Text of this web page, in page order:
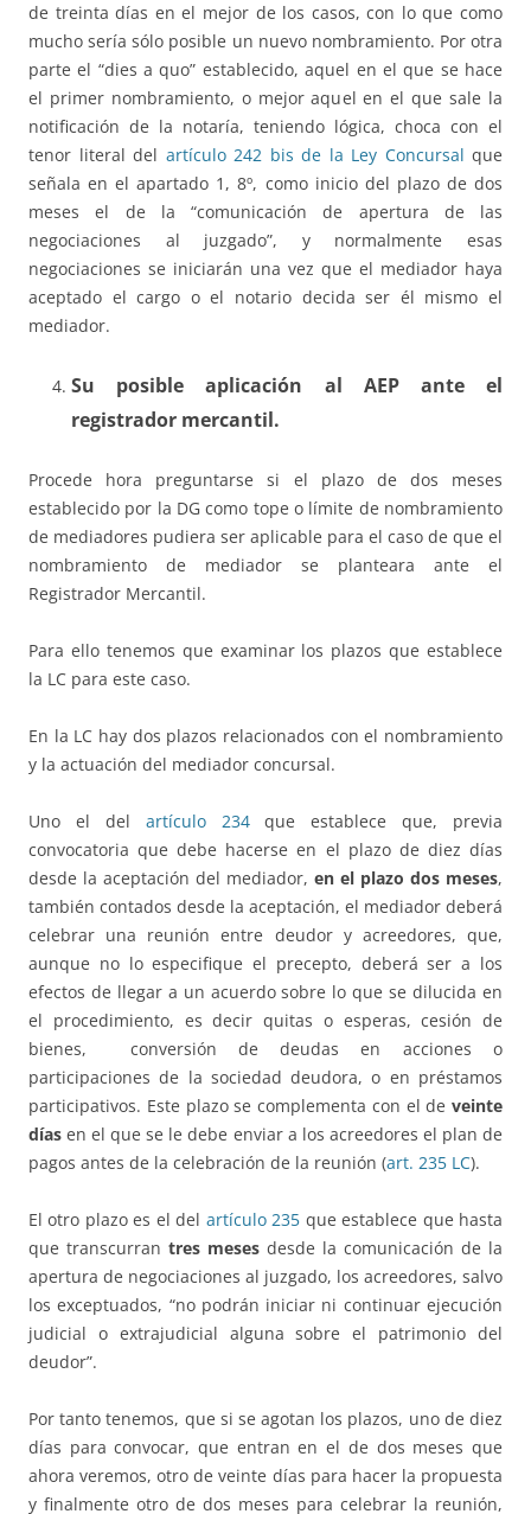
de treinta días en el mejor de los casos, con lo que como
mucho sería sólo posible un nuevo nombramiento. Por otra
parte el “dies a quo” establecido, aquel en el que se hace
el primer nombramiento, o mejor aquel en el que sale la
notificación de la notaría, teniendo lógica, choca con el
tenor literal del artículo 242 bis de la Ley Concursal que
señala en el apartado 1, 8º, como inicio del plazo de dos
meses el de la “comunicación de apertura de las
negociaciones al juzgado”, y normalmente esas
negociaciones se iniciarán una vez que el mediador haya
aceptado el cargo o el notario decida ser él mismo el
mediador.
Su posible aplicación al AEP ante el
registrador mercantil.
Procede hora preguntarse si el plazo de dos meses
establecido por la DG como tope o límite de nombramiento
de mediadores pudiera ser aplicable para el caso de que el
nombramiento de mediador se planteara ante el
Registrador Mercantil.
Para ello tenemos que examinar los plazos que establece
la LC para este caso.
En la LC hay dos plazos relacionados con el nombramiento
y la actuación del mediador concursal.
Uno el del artículo 234que establece que, previa
convocatoria que debe hacerse en el plazo de diez días
desde la aceptación del mediador, en el plazo dos meses,
también contados desde la aceptación, el mediador deberá
celebrar una reunión entre deudor y acreedores, que,
aunque no lo especifique el precepto, deberá ser a los
efectos de llegar a un acuerdo sobre lo que se dilucida en
el procedimiento, es decir quitas o esperas, cesión de
bienes, conversión de deudas en acciones o
participaciones de la sociedad deudora, o en préstamos
participativos. Este plazo se complementa con el de veinte
días en el que se le debe enviar a los acreedores el plan de
pagos antes de la celebración de la reunión (art. 235 LC).
El otro plazo es el del artículo 235 que establece que hasta
que transcurran tres meses desde la comunicación de la
apertura de negociaciones al juzgado, los acreedores, salvo
los exceptuados, “no podrán iniciar ni continuar ejecución
judicial o extrajudicial alguna sobre el patrimonio del
deudor”.
Por tanto tenemos, que si se agotan los plazos, uno de diez
días para convocar, que entran en el de dos meses que
ahora veremos, otro de veinte días para hacer la propuesta
y finalmente otro de dos meses para celebrar la reunión,